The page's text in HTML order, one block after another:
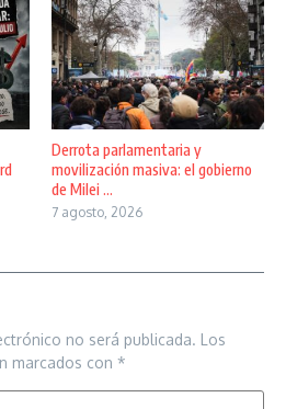
Derrota parlamentaria y
movilización masiva: el gobierno
de Milei ...
7 agosto, 2026
no será publicada. Los
marcados con *